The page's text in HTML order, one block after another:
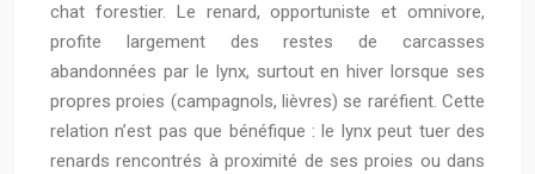
chat forestier. Le renard, opportuniste et omnivore,
profite largement des restes de carcasses
abandonnées par le lynx, surtout en hiver lorsque ses
propres proies (campagnols, lièvres) se raréfient. Cette
relation n’est pas que bénéfique : le lynx peut tuer des
renards rencontrés à proximité de ses proies ou dans